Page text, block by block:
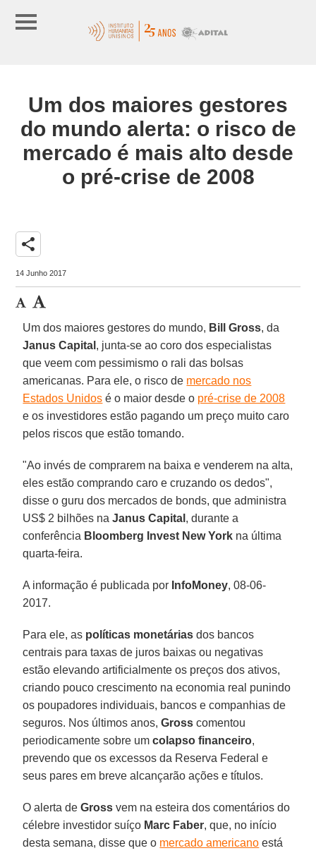
Um dos maiores gestores
do mundo alerta: o risco de
mercado é mais alto desde
o pré-crise de 2008
share
14 Junho 2017
Um dos maiores gestores do mundo, Bill Gross, da
Janus Capital , junta-se ao coro dos especialistas
que veem com pessimismo o rali das bolsas
americanas. Para ele, o risco de mercado nos
Estados Unidos é o maior desde o pré-crise de 2008
e os investidores estão pagando um preço muito caro
pelos riscos que estão tomando.
"Ao invés de comprarem na baixa e venderem na alta,
eles estão comprando caro e cruzando os dedos",
disse o guru dos mercados de bonds, que administra
US$ 2 bilhões naJanus Capital , durante a
conferência Bloomberg Invest New York na última
quarta-feira.
A informação é publicada por InfoMoney, 08-06-
2017.
Para ele, as políticas monetárias dos bancos
centrais para taxas de juros baixas ou negativas
estão elevando artificialmente os preços dos ativos,
criando pouco crescimento na economia real punindo
os poupadores individuais, bancos e companhias de
seguros. Nos últimos anos,Gross comentou
periodicamente sobre umcolapso financeiro,
prevendo que os excessos da Reserva Federal e
seus pares em breve alcançarão ações e títulos.
O alerta deGross vem na esteira dos comentários do
célebre investidor suíço Marc Faber, que, no início
desta semana, disse que o mercado americano está